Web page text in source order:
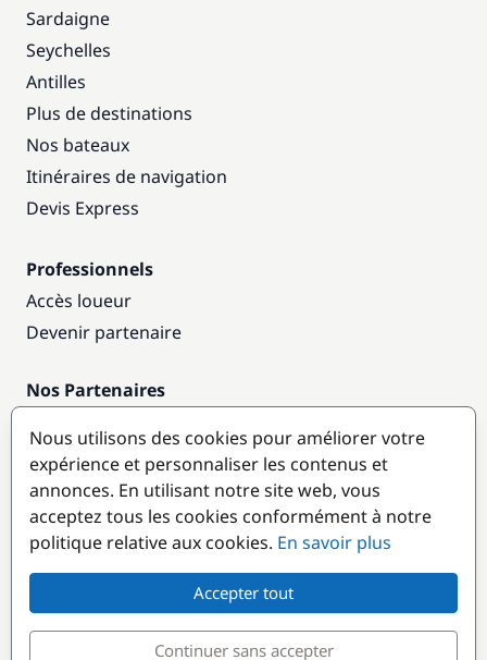
Sardaigne
Seychelles
Antilles
Plus de destinations
Nos bateaux
Itinéraires de navigation
Devis Express
Professionnels
Accès loueur
Devenir partenaire
Nos Partenaires
Destinations populaires
Nous utilisons des cookies pour améliorer votre
expérience et personnaliser les contenus et
annonces. En utilisant notre site web, vous
acceptez tous les cookies conformément à notre
politique relative aux cookies. En savoir plus
Accepter tout
Continuer sans accepter